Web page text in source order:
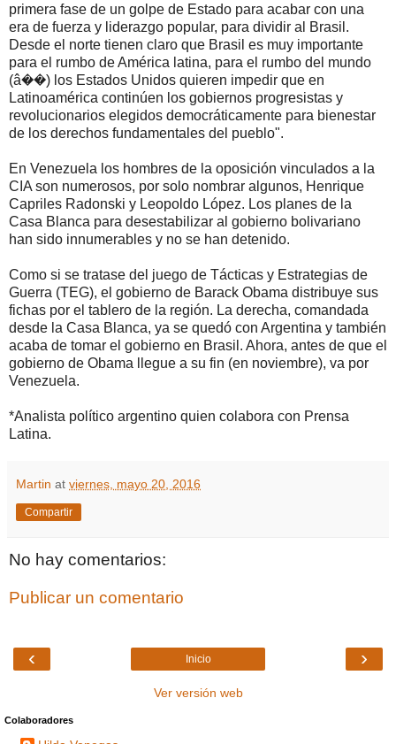
primera fase de un golpe de Estado para acabar con una
era de fuerza y liderazgo popular, para dividir al Brasil.
Desde el norte tienen claro que Brasil es muy importante
para el rumbo de América latina, para el rumbo del mundo
(â��) los Estados Unidos quieren impedir que en
Latinoamérica continúen los gobiernos progresistas y
revolucionarios elegidos democráticamente para bienestar
de los derechos fundamentales del pueblo".
En Venezuela los hombres de la oposición vinculados a la
CIA son numerosos, por solo nombrar algunos, Henrique
Capriles Radonski y Leopoldo López. Los planes de la
Casa Blanca para desestabilizar al gobierno bolivariano
han sido innumerables y no se han detenido.
Como si se tratase del juego de Tácticas y Estrategias de
Guerra (TEG), el gobierno de Barack Obama distribuye sus
fichas por el tablero de la región. La derecha, comandada
desde la Casa Blanca, ya se quedó con Argentina y también
acaba de tomar el gobierno en Brasil. Ahora, antes de que el
gobierno de Obama llegue a su fin (en noviembre), va por
Venezuela.
*Analista político argentino quien colabora con Prensa
Latina.
Martin at viernes, mayo 20, 2016
Compartir
No hay comentarios:
Publicar un comentario
‹ ›
Inicio
Ver versión web
Colaboradores